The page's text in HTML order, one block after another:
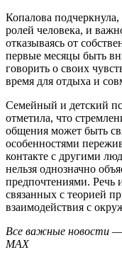
Копалова
ролей человека, и
отказываясь от
первые месяцы быть
говорить о своих
время для отдыха и
Семейный и детский
отметила, что
общения может быть
особенностями
контакте с другими
нельзя однозначно
предпочтениями. Речь
связанных с теорией
взаимодействия с
Все важные новости —
МАХ